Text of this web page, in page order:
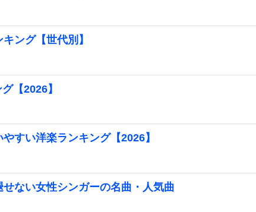
ング【世代別】
【2026】
すい洋楽ランキング【2026】
せない女性シンガーの名曲・人気曲